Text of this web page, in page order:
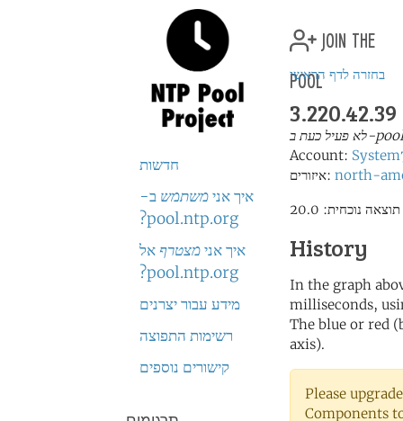
חדשות
איך אנימשתמש ב-
pool.ntp.org?
איך אנימצטרף אל
pool.ntp.org?
מידע עבור יצרנים
רשימות התפוצה
קישורים נוספים
join the
pool
בחזרה לדף הראשי
3.220.42.39
Account:
איזורים: north-
History
In the graph
milliseconds,
The blue or red
axis).
Please
Components